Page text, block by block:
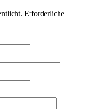
Erforderliche